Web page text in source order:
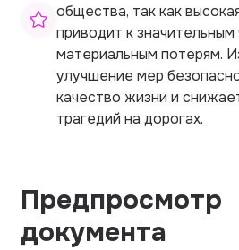
общества, так как
приводит к
материальным потерям.
улучшение мер
качество жизни и
трагедий на дорогах.
Предпросмотр
документа